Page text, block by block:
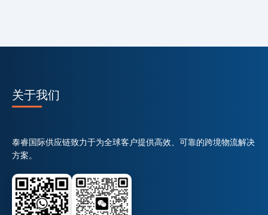
关于我们
泰睿国际供应链致力于为全球客户提供高效、可靠的跨境物流解决
方案。